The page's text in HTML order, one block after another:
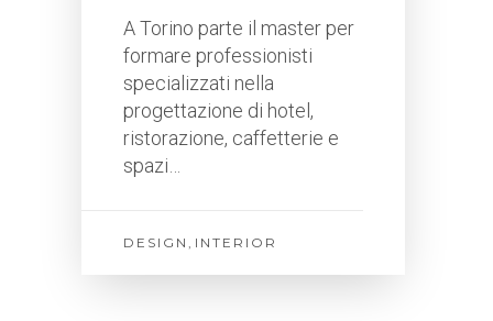
A Torino parte il master per
formare professionisti
specializzati nella
progettazione di hotel,
ristorazione, caffetterie e
spazi…
DESIGN INTERIOR